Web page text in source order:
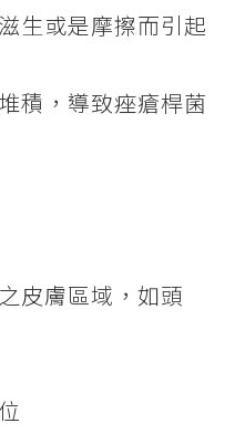
生或是摩擦而引起
積，導致痤瘡桿菌
皮膚區域，如頭